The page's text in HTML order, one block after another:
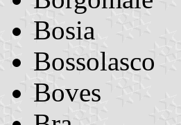
Bosia
Bossolasco
Boves